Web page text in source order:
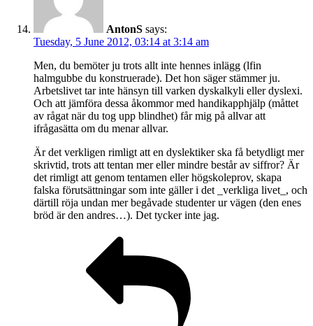
AntonS says:
Tuesday, 5 June 2012, 03:14 at 3:14 am
Men, du bemöter ju trots allt inte hennes inlägg (lfin
halmgubbe du konstruerade). Det hon säger stämmer ju.
Arbetslivet tar inte hänsyn till varken dyskalkyli eller dyslexi.
Och att jämföra dessa åkommor med handikapphjälp (måttet
av rågat när du tog upp blindhet) får mig på allvar att
ifrågasätta om du menar allvar.
Är det verkligen rimligt att en dyslektiker ska få betydligt mer
skrivtid, trots att tentan mer eller mindre består av siffror? Är
det rimligt att genom tentamen eller högskoleprov, skapa
falska förutsättningar som inte gäller i det _verkliga livet_, och
därtill röja undan mer begåvade studenter ur vägen (den enes
bröd är den andres…). Det tycker inte jag.